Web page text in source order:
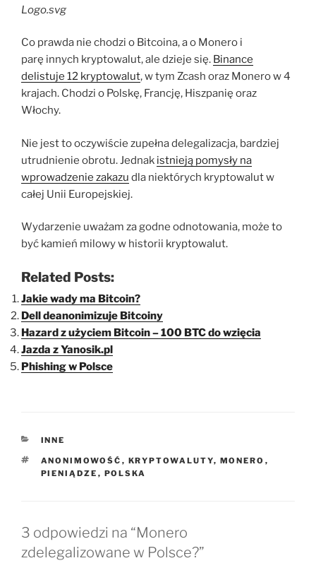
Logo.svg
Co prawda nie chodzi o Bitcoina, a o Monero i
parę innych kryptowalut, ale dzieje się. Binance
delistuje 12 kryptowalut, w tym Zcash oraz Monero w 4
krajach. Chodzi o Polskę, Francję, Hiszpanię oraz
Włochy.
Nie jest to oczywiście zupełna delegalizacja, bardziej
utrudnienie obrotu. Jednak istnieją pomysły na
wprowadzenie zakazu dla niektórych kryptowalut w
całej Unii Europejskiej.
Wydarzenie uważam za godne odnotowania, może to
być kamień milowy w historii kryptowalut.
Related Posts:
Jakie wady ma Bitcoin?
Dell deanonimizuje Bitcoiny
Hazard z użyciem Bitcoin – 100 BTC do wzięcia
Jazda z Yanosik.pl
Phishing w Polsce
KATEGORIE
INNE
TAGI
ANONIMOWOŚĆ , KRYPTOWALUTY, MONERO ,
PIENIĄDZE , POLSKA
3 odpowiedzi na “Monero
zdelegalizowane w Polsce?”